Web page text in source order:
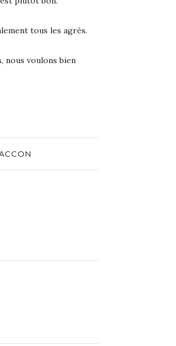
tous les agrès.
nous voulons bien